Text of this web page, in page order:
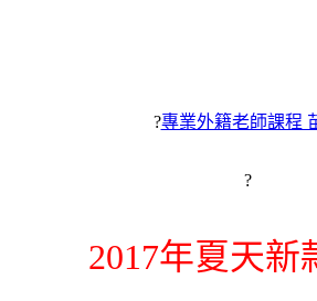
?專業外籍老師課程
?
2017年夏天新